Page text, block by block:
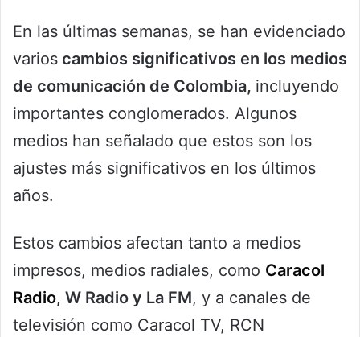
En las últimas semanas, se han evidenciado
varios cambios significativos en los medios
de comunicación de Colombia, incluyendo
importantes conglomerados. Algunos
medios han señalado que estos son los
ajustes más significativos en los últimos
años.
Estos cambios afectan tanto a medios
impresos, medios radiales, como Caracol
Radio, W Radio y La FM, y a canales de
televisión como Caracol TV, RCN